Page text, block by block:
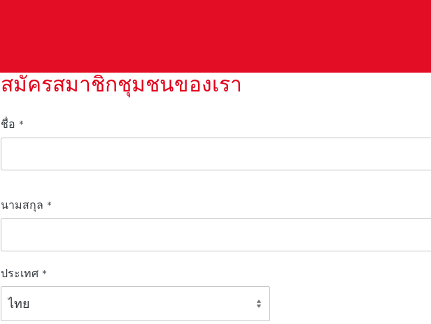
สมัครสมาชิกชุมชนของเรา
ชื่อ *
นามสกุล *
ประเทศ *